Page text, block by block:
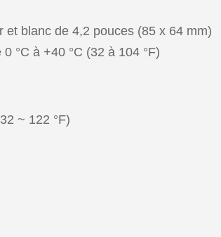
blanc de 4,2 pouces (85 x 64 mm)
°C à +40 °C (32 à 104 °F)
~ 122 °F)